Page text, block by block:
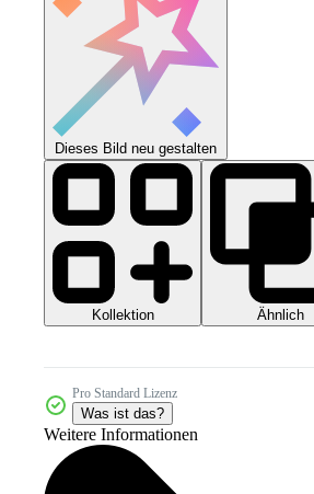
Dieses Bild neu gestalten
Kollektion Ähnlich
Pro Standard Lizenz
Was ist das?
Weitere Informationen